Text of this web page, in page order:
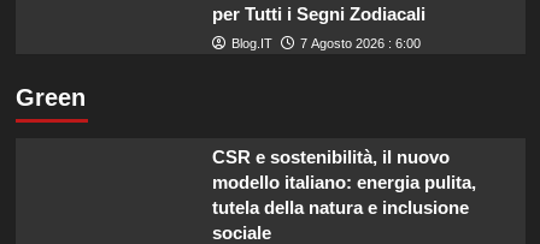
per Tutti i Segni Zodiacali
Blog.IT 7 Agosto 2026 : 6:00
Green
CSR e sostenibilità, il nuovo
modello italiano: energia pulita,
tutela della natura e inclusione
sociale